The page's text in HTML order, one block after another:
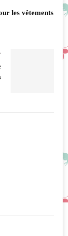
les vêtements